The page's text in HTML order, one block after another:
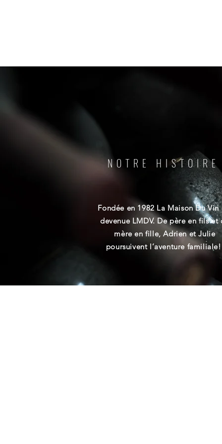
NOTRE HISTOIRE
Fondée en 1982 La Maison Du Vin
devenue LMDV. De père en fils et
mère en fille, Adrien et Julie
poursuivent l’aventure familiale!